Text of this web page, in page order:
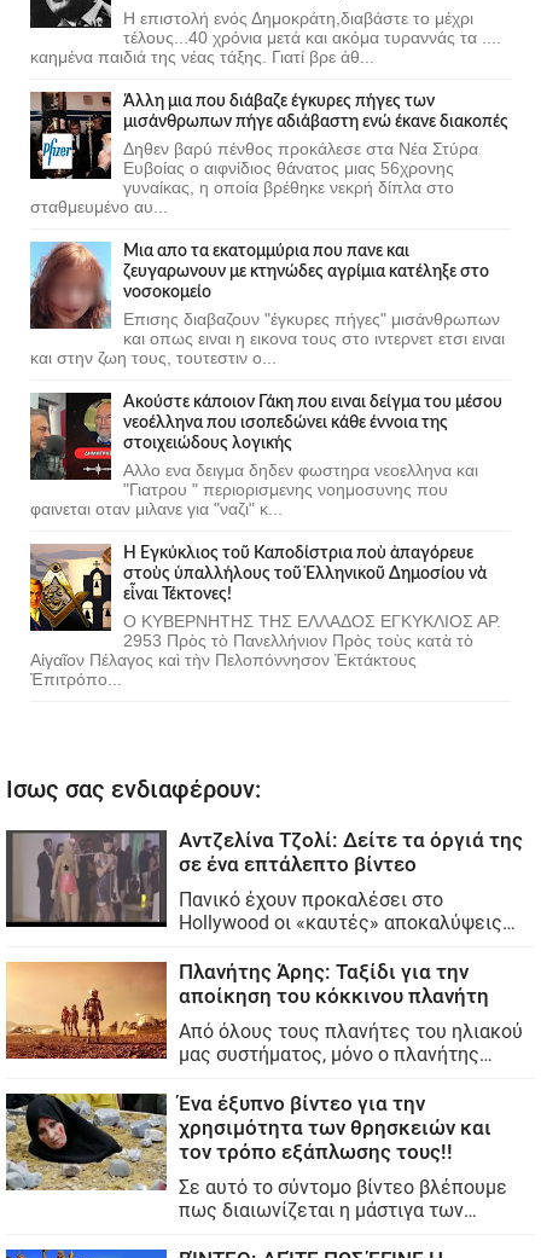
Η επιστολή ενός Δημοκράτη,διαβάστε το μέχρι
τέλους...40 χρόνια μετά και ακόμα τυραννάς τα ....
καημένα παιδιά της νέας τάξης. Γιατί βρε άθ...
Άλλη μια που διάβαζε έγκυρες πήγες των
μισάνθρωπων πήγε αδιάβαστη ενώ έκανε διακοπές
Δηθεν βαρύ πένθος προκάλεσε στα Νέα Στύρα
Ευβοίας ο αιφνίδιος θάνατος μιας 56χρονης
γυναίκας, η οποία βρέθηκε νεκρή δίπλα στο
σταθμευμένο αυ...
Μια απο τα εκατομμύρια που πανε και
ζευγαρωνουν με κτηνώδες αγρίμια κατέληξε στο
νοσοκομείο
Επισης διαβαζουν "έγκυρες πήγες" μισάνθρωπων
και οπως ειναι η εικονα τους στο ιντερνετ ετσι ειναι
και στην ζωη τους, τουτεστιν ο...
Ακούστε κάποιον Γάκη που ειναι δείγμα του μέσου
νεοέλληνα που ισοπεδώνει κάθε έννοια της
στοιχειώδους λογικής
Αλλο ενα δειγμα δηδεν φωστηρα νεοελληνα και
"Γιατρου " περιορισμενης νοημοσυνης που
φαινεται οταν μιλανε για "ναζι" κ...
Ἡ Ἐγκύκλιος τοῦ Καποδίστρια ποὺ ἀπαγόρευε
στοὺς ὑπαλλήλους τοῦ Ἑλληνικοῦ Δημοσίου νὰ
εἶναι Τέκτονες!
Ο ΚΥΒΕΡΝΗΤΗΣ ΤΗΣ ΕΛΛΑΔΟΣ ΕΓΚΥΚΛΙΟΣ ΑΡ.
2953 Πρὸς τὸ Πανελλήνιον Πρὸς τοὺς κατὰ τὸ
Αἰγαῖον Πέλαγος καὶ τὴν Πελοπόννησον Ἐκτάκτους
Ἐπιτρόπο...